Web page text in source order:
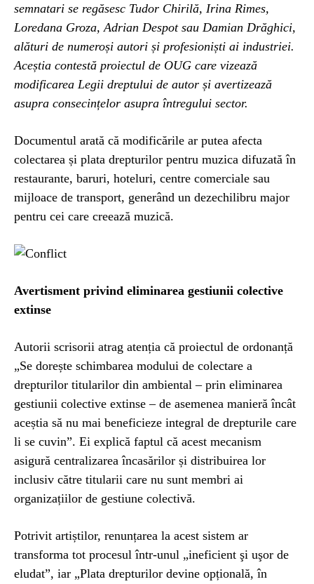
semnatari se regăsesc Tudor Chirilă, Irina Rimes,
Loredana Groza, Adrian Despot sau Damian Drăghici,
alături de numeroși autori și profesioniști ai industriei.
Aceștia contestă proiectul de OUG care vizează
modificarea Legii dreptului de autor și avertizează
asupra consecințelor asupra întregului sector.
Documentul arată că modificările ar putea afecta
colectarea și plata drepturilor pentru muzica difuzată în
restaurante, baruri, hoteluri, centre comerciale sau
mijloace de transport, generând un dezechilibru major
pentru cei care creează muzică.
Avertisment privind eliminarea gestiunii colective
extinse
Autorii scrisorii atrag atenția că proiectul de ordonanță
„Se dorește schimbarea modului de colectare a
drepturilor titularilor din ambiental – prin eliminarea
gestiunii colective extinse – de asemenea manieră încât
aceștia să nu mai beneficieze integral de drepturile care
li se cuvin”. Ei explică faptul că acest mecanism
asigură centralizarea încasărilor și distribuirea lor
inclusiv către titularii care nu sunt membri ai
organizațiilor de gestiune colectivă.
Potrivit artiștilor, renunțarea la acest sistem ar
transforma tot procesul într-unul „ineficient şi uşor de
eludat”, iar „Plata drepturilor devine opțională, în